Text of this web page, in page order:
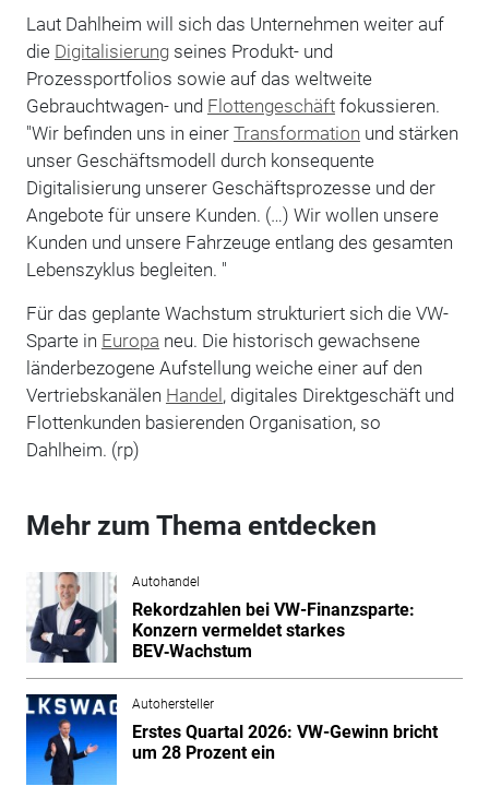
Laut Dahlheim will sich das Unternehmen weiter auf
die Digitalisierungseines Produkt- und
Prozessportfolios sowie auf das weltweite
Gebrauchtwagen- und Flottengeschäftfokussieren.
"Wir befinden uns in einer Transformation und stärken
unser Geschäftsmodell durch konsequente
Digitalisierung unserer Geschäftsprozesse und der
Angebote für unsere Kunden. (…) Wir wollen unsere
Kunden und unsere Fahrzeuge entlang des gesamten
Lebenszyklus begleiten. "
Für das geplante Wachstum strukturiert sich die VW-
Sparte in Europa neu. Die historisch gewachsene
länderbezogene Aufstellung weiche einer auf den
Vertriebskanälen Handel, digitales Direktgeschäft und
Flottenkunden basierenden Organisation, so
Dahlheim. (rp)
Mehr zum Thema entdecken
Autohandel
Rekordzahlen bei VW-Finanzsparte:
Konzern vermeldet starkes
BEV‑Wachstum
Autohersteller
Erstes Quartal 2026: VW-Gewinn bricht
um 28 Prozent ein